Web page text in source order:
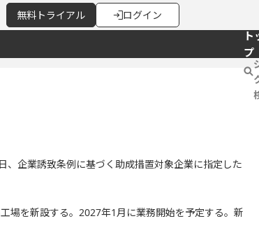
無料 トライアル ログイン
ト
プ
企業誘致条例に基づく助成措置対象企業に指定した
場を新設する。2027年1月に業務開始を予定する。新